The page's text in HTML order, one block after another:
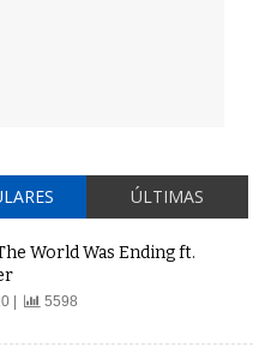
ÚLTIMAS
World Was Ending ft.
| 5598